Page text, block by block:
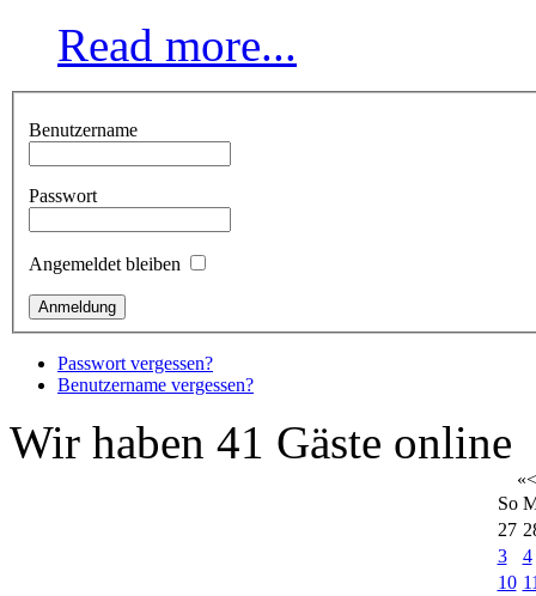
Read more...
Benutzername
Passwort
Angemeldet bleiben
Passwort vergessen?
Benutzername vergessen?
Wir haben 41 Gäste online
«<
So
27
3
4
10